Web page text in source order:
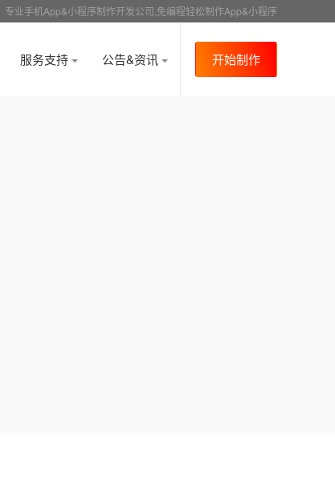
专业手机App&小程序制作开发公司,免编程轻松制作App&小程序
服务支持 公告&资讯 开始制作